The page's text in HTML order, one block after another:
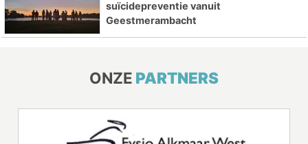
suïcidepreventie vanuit
Geestmerambacht
ONZE PARTNERS